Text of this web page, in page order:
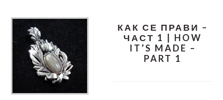
КАК СЕ ПРАВИ –
ЧАСТ 1 | HOW
IT’S MADE –
PART 1